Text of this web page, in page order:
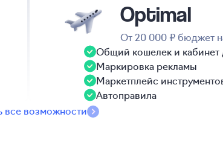
Optimal
От 20 000 ₽ бюджет
Общий кошелек и кабинет
Маркировка рекламы
Маркетплейс
Автоправила
все возможности